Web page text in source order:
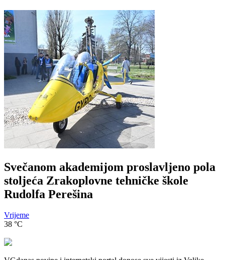
Svečanom akademijom proslavljeno pola
stoljeća Zrakoplovne tehničke škole
Rudolfa Perešina
Vrijeme
38 °C